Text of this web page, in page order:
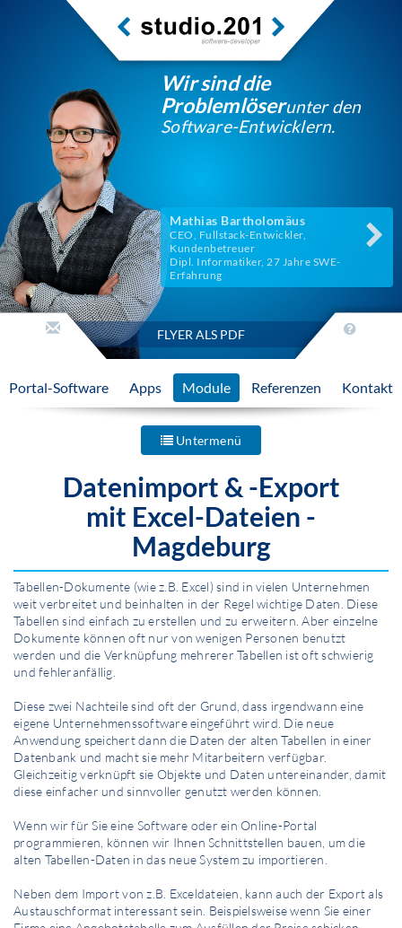
Wir sind die
Problemlöserunter den
Software-Entwicklern.
Mathias Bartholomäus
CEO, Fullstack-Entwickler,
Kundenbetreuer
Dipl. Informatiker, 27 Jahre SWE-
Erfahrung
FLYER ALS PDF
Portal-Software Apps Module Referenzen Kontakt
Untermenü
Datenimport & -Export
mit Excel-Dateien -
Magdeburg
Tabellen-Dokumente (wie z.B. Excel) sind in vielen Unternehmen
weit verbreitet und beinhalten in der Regel wichtige Daten. Diese
Tabellen sind einfach zu erstellen und zu erweitern. Aber einzelne
Dokumente können oft nur von wenigen Personen benutzt
werden und die Verknüpfung mehrerer Tabellen ist oft schwierig
und fehleranfällig.
Diese zwei Nachteile sind oft der Grund, dass irgendwann eine
eigene Unternehmens­software eingeführt wird. Die neue
Anwendung speichert dann die Daten der alten Tabellen in einer
Datenbank und macht sie mehr Mitarbeitern verfügbar.
Gleichzeitig verknüpft sie Objekte und Daten untereinander, damit
diese einfacher und sinnvoller genutzt werden können.
Wenn wir für Sie eine Software oder ein Online-Portal
programmieren, können wir Ihnen Schnittstellen bauen, um die
alten Tabellen-Daten in das neue System zu importieren.
Neben dem Import von z.B. Exceldateien, kann auch der Export als
Austauschformat interessant sein. Beispielsweise wenn Sie einer